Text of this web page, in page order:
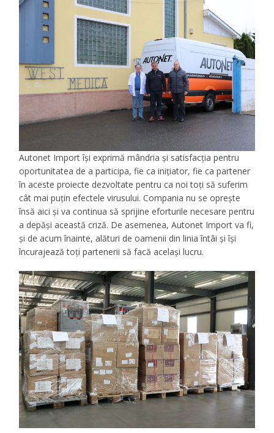
Autonet Import își exprimă mândria și satisfacția pentru
oportunitatea de a participa, fie ca inițiator, fie ca partener
în aceste proiecte dezvoltate pentru ca noi toți să suferim
cât mai puțin efectele virusului. Compania nu se oprește
însă aici și va continua să sprijine eforturile necesare pentru
a depăși această criză. De asemenea, Autonet Import va fi,
și de acum înainte, alături de oamenii din linia întâi și își
încurajează toți partenerii să facă același lucru.